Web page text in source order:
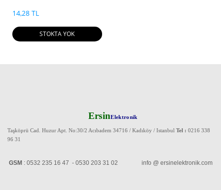
14,28 TL
STOKTA YOK
ErsinElektronik
Taşköprü Cad. Huzur Apt. No:30/2 Acıbadem 34716 / Kadıköy / Istanbul Tel : 0216 338
96 31
GSM : 0532 235 16 47 - 0530 203 31 02 info @ ersinelektronik.com